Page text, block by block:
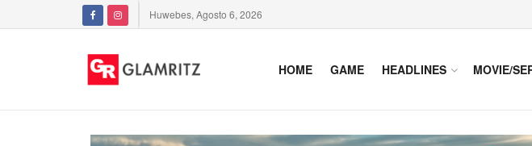
Huwebes, Agosto 6, 2026
HOME GAME HEADLINES MOVIE/